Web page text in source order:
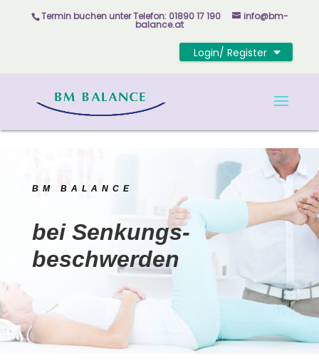
Skip to content
Termin buchen unterTelefon: 01890 17 190 info@bm-
balance.at
Login/ Register
BM BALANCE
bei Senkungs-
beschwerden